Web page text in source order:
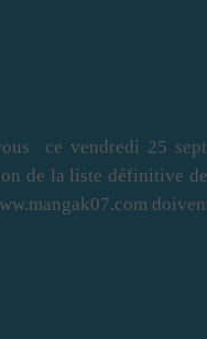
ce vendredi 25
de la liste définitive